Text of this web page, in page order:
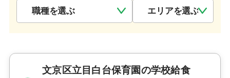
文京区立目白台保育園の学校給食